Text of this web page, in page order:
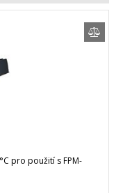
pro použití s FPM-